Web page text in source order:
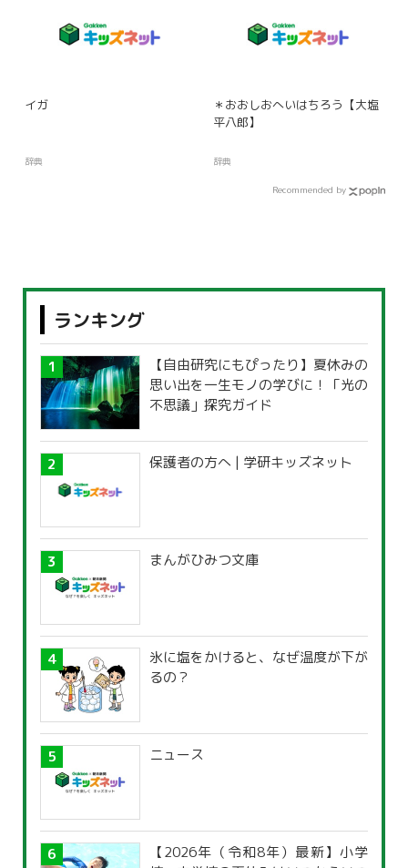
イガ
辞典
＊おおしおへいはちろう【大塩
平八郎】
辞典
Recommended by
ランキング
【自由研究にもぴったり】夏休みの
思い出を一生モノの学びに！「光の
不思議」探究ガイド
保護者の方へ | 学研キッズネット
まんがひみつ文庫
氷に塩をかけると、なぜ温度が下が
るの？
ニュース
【2026年（令和8年）最新】小学